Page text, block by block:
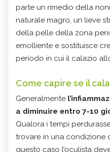
parte un rimedio della
naturale magro, un lieve
della pelle della zona
emolliente e sostituisce
periodo in cui il calazio
Come capire se il
Generalmente
a diminuire entro 7-10
Qualora i tempi
trovare in una condizione
questo caso l’oculista